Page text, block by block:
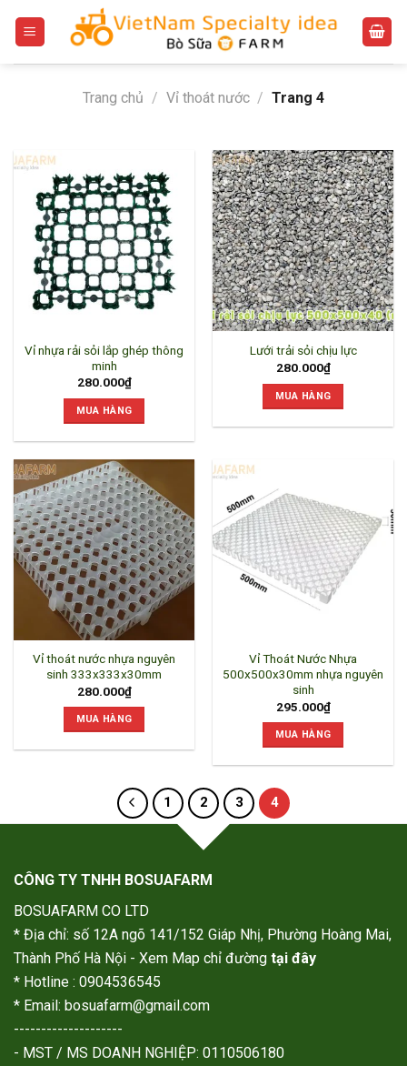
Trang chủ / Vỉ thoát nước / Trang 4
Vỉ nhựa rải sỏi lắp ghép thông
minh
280.000₫
MUA HÀNG
Lưới trải sỏi chịu lực
280.000₫
MUA HÀNG
Vỉ thoát nước nhựa nguyên
sinh 333x333x30mm
280.000₫
MUA HÀNG
Vỉ Thoát Nước Nhựa
500x500x30mm nhựa nguyên
sinh
295.000₫
MUA HÀNG
1 2 3 4
CÔNG TY TNHH BOSUAFARM
BOSUAFARM CO LTD
* Địa chỉ: số 12A ngõ 141/152 Giáp Nhị, Phường Hoàng Mai,
Thành Phố Hà Nội - Xem Map chỉ đường tại đây
* Hotline : 0904536545
* Email: bosuafarm@gmail.com
--------------------
- MST / MS DOANH NGHIỆP: 0110506180